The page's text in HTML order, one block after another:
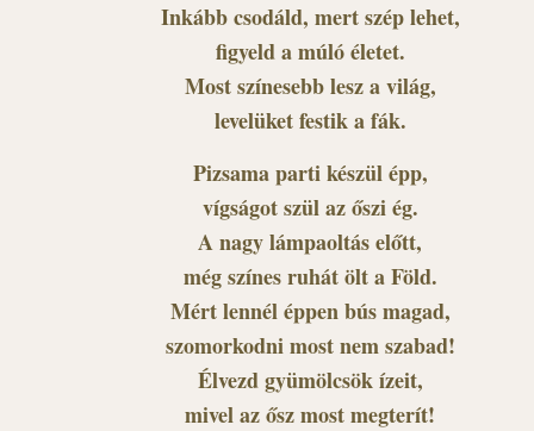
Inkább csodáld, mert szép lehet,
figyeld a múló életet.
Most színesebb lesz a világ,
levelüket festik a fák.
Pizsama parti készül épp,
vígságot szül az őszi ég.
A nagy lámpaoltás előtt,
még színes ruhát ölt a Föld.
Mért lennél éppen bús magad,
szomorkodni most nem szabad!
Élvezd gyümölcsök ízeit,
mivel az ősz most megterít!